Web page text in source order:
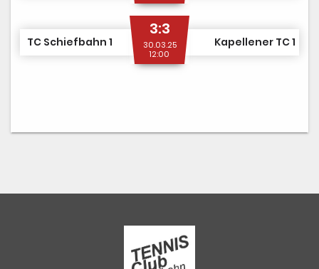
TC Schiefbahn 1
3:3
30.03.25
12:00
Kapellener TC 1